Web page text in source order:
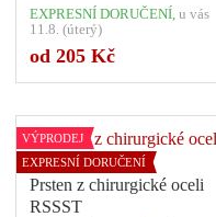
EXPRESNÍ DORUČENÍ, u vás
11.8. (úterý)
od 205 KčPočet variant: 1
VÝPRODEJ
EXPRESNÍ DORUČENÍ
Prsten z chirurgické oceli
RSSST